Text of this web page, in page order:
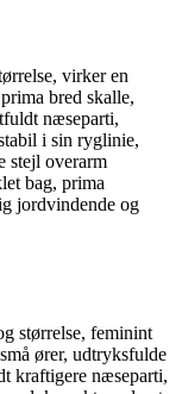
virker en
bred skalle,
næseparti,
i sin ryglinie,
stejl overarm
bag, prima
jordvindende og
størrelse, feminint
ører, udtryksfulde
kraftigere næseparti,